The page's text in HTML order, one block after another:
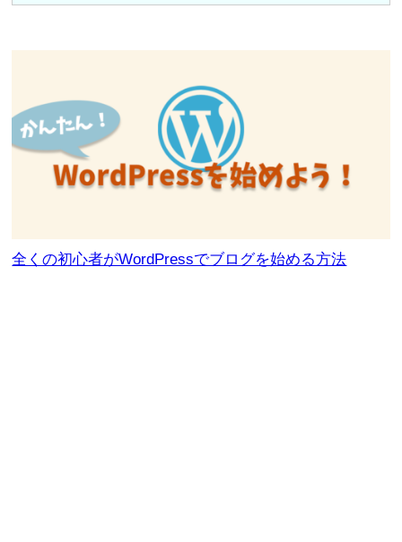
全くの初心者がWordPressでブログを始める方法